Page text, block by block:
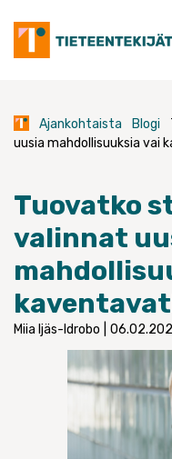
content
Ajankohtaista Blogi
uusia mahdollisuuksia vai
Tuovatko
valinnat
Miia Ijäs-Idrobo